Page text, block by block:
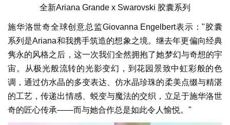
全新Ariana Grande x Swarovski 胶囊系列
施华洛世奇全球创意总监Giovanna Engelbert表示："胶囊
系列是Ariana和我携手筑造的想象之境。继去年更偏向经典
隽永的风格之后，这一次我们全然拥抱了她梦幻与奇想的宇
宙。从极光般流转的光影变幻，到花园景致中虹彩般的色
调，通过仿水晶的多变表达、仿水晶珍珠的柔美点缀与精湛
的工艺，传递出情感、蜕变与魔法的交织，立足于施华洛世
奇的匠心传承——而与她合作总是如此令人愉悦。"